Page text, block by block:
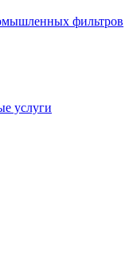
фильтров
услуги